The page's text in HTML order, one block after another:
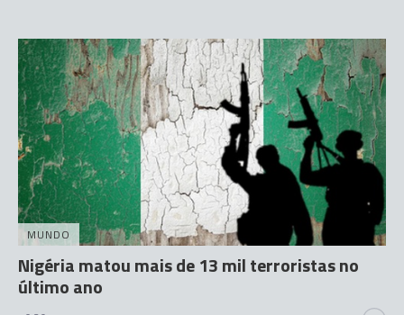
MUNDO
Nigéria matou mais de 13 mil terroristas no
último ano